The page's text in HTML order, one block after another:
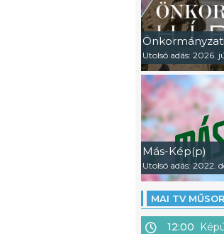
Utolsó adás: 2026.
Más-Kép(p)
Utolsó adás: 2022.
MAI TV MŰSOR
12:00